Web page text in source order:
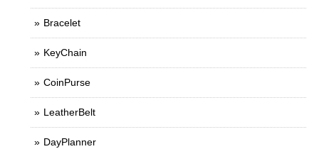
Bracelet
KeyChain
CoinPurse
LeatherBelt
DayPlanner